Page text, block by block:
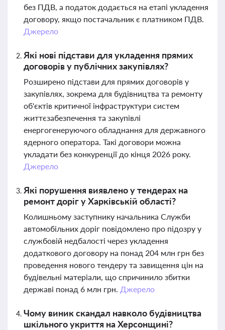
без ПДВ, а податок додається на етапі укладення
договору, якщо постачальник є платником ПДВ.
Джерело
Які нові підстави для укладення прямих
договорів у публічних закупівлях?
Розширено підстави для прямих договорів у
закупівлях, зокрема для будівництва та ремонту
об'єктів критичної інфраструктури систем
життєзабезпечення та закупівлі
енергогенеруючого обладнання для державного
ядерного оператора. Такі договори можна
укладати без конкуренції до кінця 2026 року.
Джерело
Які порушення виявлено у тендерах на
ремонт доріг у Харківській області?
Колишньому заступнику начальника Служби
автомобільних доріг повідомлено про підозру у
службовій недбалості через укладення
додаткового договору на понад 204 млн грн без
проведення нового тендеру та завищення цін на
будівельні матеріали, що спричинило збитки
державі понад 6 млн грн. Джерело
Чому виник скандал навколо будівництва
шкільного укриття на Херсонщині?